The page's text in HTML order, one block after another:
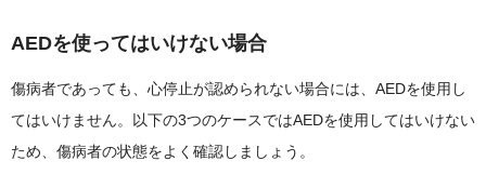
AEDを使ってはいけない場合
傷病者であっても、心停止が認められない場合には、AEDを使用し
てはいけません。以下の3つのケースではAEDを使用してはいけない
ため、傷病者の状態をよく確認しましょう。